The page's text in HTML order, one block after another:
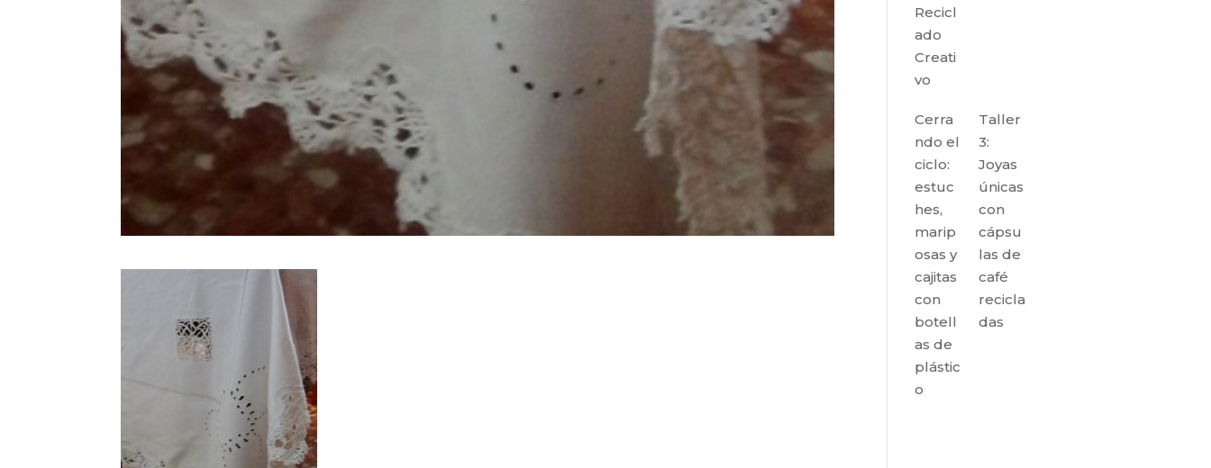
Recicl
ado
Creati
vo
Cerra
ndo el
ciclo:
estuc
hes,
marip
osas y
cajitas
con
botell
as de
plástic
o
Taller
3:
Joyas
únicas
con
cápsu
las de
café
recicla
das